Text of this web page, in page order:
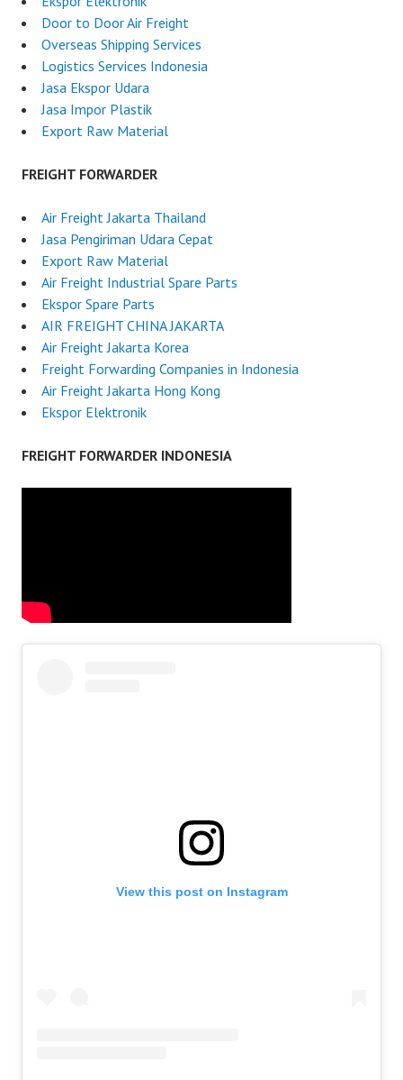
Door to Door Air Freight
Overseas Shipping Services
Logistics Services Indonesia
Jasa Ekspor Udara
Jasa Impor Plastik
Export Raw Material
FREIGHT FORWARDER
Air Freight Jakarta Thailand
Jasa Pengiriman Udara Cepat
Export Raw Material
Air Freight Industrial Spare Parts
Ekspor Spare Parts
AIR FREIGHT CHINA JAKARTA
Air Freight Jakarta Korea
Freight Forwarding Companies in Indonesia
Air Freight Jakarta Hong Kong
Ekspor Elektronik
FREIGHT FORWARDER INDONESIA
View this post on Instagram